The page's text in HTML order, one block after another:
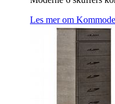
Les mer om Kommode